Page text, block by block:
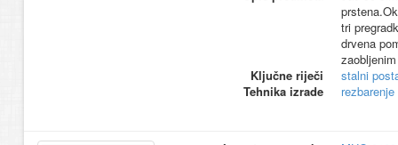
tri
drvena
Ključne riječi
stalni
Tehnika izrade
rezbarenje